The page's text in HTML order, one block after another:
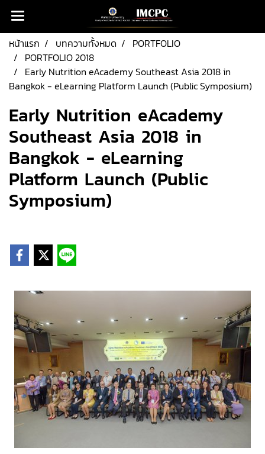
หน้าแรก บทความทั้งหมด
PORTFOLIO
PORTFOLIO 2018
Early Nutrition eAcademy Southeast Asia 2018 in
Bangkok - eLearning Platform Launch (Public Symposium)
Early Nutrition eAcademy
Southeast Asia 2018 in
Bangkok - eLearning
Platform Launch (Public
Symposium)